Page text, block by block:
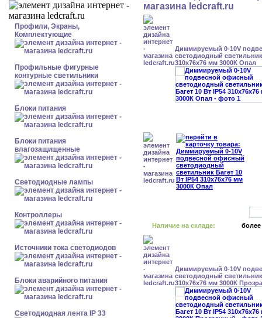
Профили, Экраны,
Комплектующие
Профильные фигурные
контурные светильники
Блоки питания
Блоки питания
влагозащищенные
Светодиодные лампы
Контроллеры
Источники тока светодиодов
Блоки аварийного питания
Светодиодная лента IP 33
Диммируемый 0-10V
светодиодный светильник
310x76x76 мм 3000К Опал
Наличие на складе: более
Диммируемый 0-10V
светодиодный светильник
310x76x76 мм 3000К